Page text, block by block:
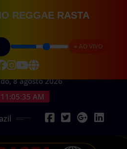
8 agosto 2026
11:05:36 AM
REGGAE RASTA
● AO VIVO